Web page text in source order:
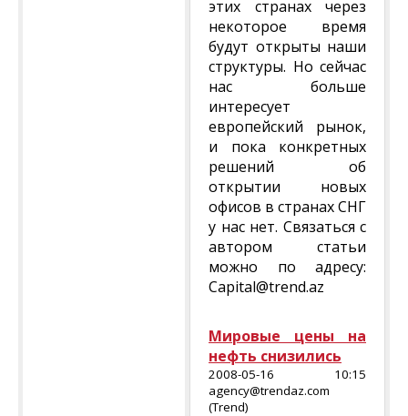
этих странах через
некоторое время
будут открыты наши
структуры. Но сейчас
нас больше
интересует
европейский рынок,
и пока конкретных
решений об
открытии новых
офисов в странах СНГ
у нас нет. Связаться с
автором статьи
можно по адресу:
Capital@trend.az
Мировые цены на
нефть снизились
2008-05-16 10:15
agency@trendaz.com
(Trend)